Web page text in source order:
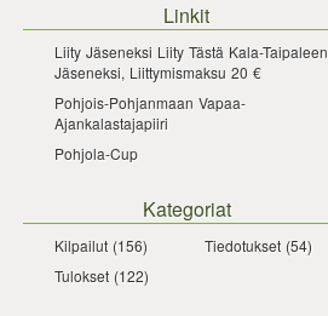
Linkit
Liity Jäseneksi Liity Tästä Kala-Taipaleen
Jäseneksi, Liittymismaksu 20 €
Pohjois-Pohjanmaan Vapaa-
Ajankalastajapiiri
Pohjola-Cup
Kategoriat
Kilpailut (156) Tiedotukset(54)
Tulokset (122)